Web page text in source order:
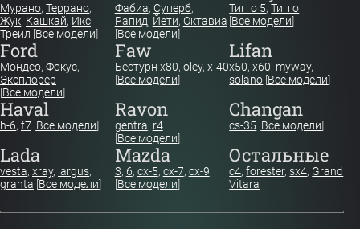
Мурано, Террано,
Жук, Кашкай, Икс
Треил [Все модели]
Фабиа, Суперб,
Рапид, Йети, Октавиа
[Все модели]
Тигго 5,Тигго
[Все модели]
Ford
Мондео, Фокус,
Эксплорер
[Все модели]
Faw
Бестурн х80, oley, x-40
[Все модели]
Lifan
x50,x60, myway,
solano [Все модели]
Haval
h-6, f7 [Все модели]
Ravon
gentra, r4
[Все модели]
Changan
cs-35 [Все модели]
Lada
vesta, xray, largus,
granta [Все модели]
Mazda
3, 6, cx-5, cx-7, cx-9
[Все модели]
Остальные
c4,forester,sx4, Grand
Vitara